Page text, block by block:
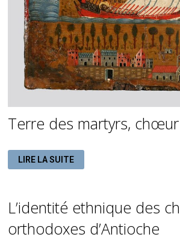
Terre des martyrs,
TERRE
DES
MARTYRS,
LIRE LA SUITE
L’identité ethnique des
orthodoxes d’Antioche